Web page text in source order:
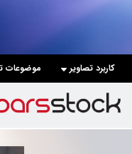
کاربرد تصاویر موضوعات
لیست قیمت ها
کاربرد تصاویر
موضوعات تصاویر